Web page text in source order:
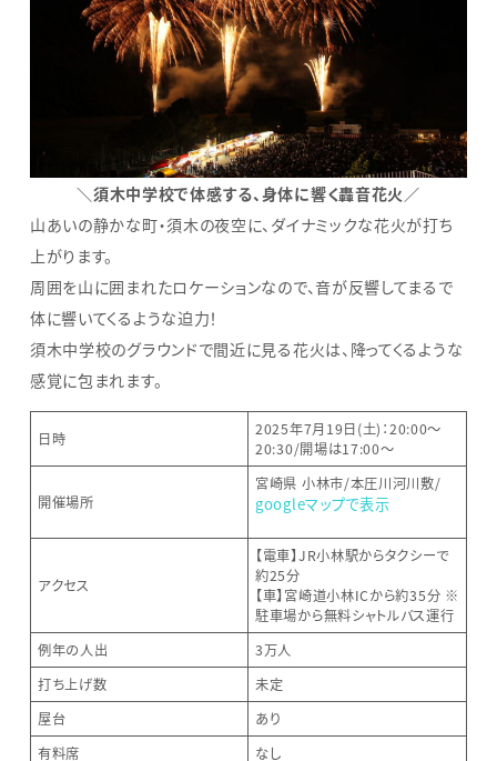
＼須木中学校で体感する、身体に響く轟音花火／
山あいの静かな町・須木の夜空に、ダイナミックな花火が打ち
上がります。
周囲を山に囲まれたロケーションなので、音が反響してまるで
体に響いてくるような迫力！
須木中学校のグラウンドで間近に見る花火は、降ってくるような
感覚に包まれます。
日時
2025年7月19日(土)：20:00～
20:30/開場は17:00〜
開催場所
宮崎県 小林市/本圧川河川敷/
googleマップで表示
アクセス
【電車】JR小林駅からタクシーで
約25分
【車】宮崎道小林ICから約35分 ※
駐車場から無料シャトルバス運行
例年の人出
3万人
打ち上げ数
未定
屋台
あり
有料席
なし